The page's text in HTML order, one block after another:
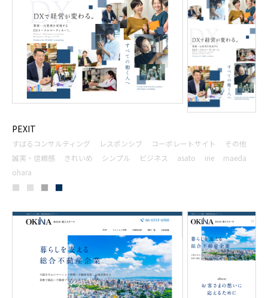
PEXIT
すばるコンサルティング レスポンシブ コーポレートサイト
その他
誠実・信頼感
きれいめ シンプル ビジネス asato irie
maeda
ohara
■ ■ ■ ■